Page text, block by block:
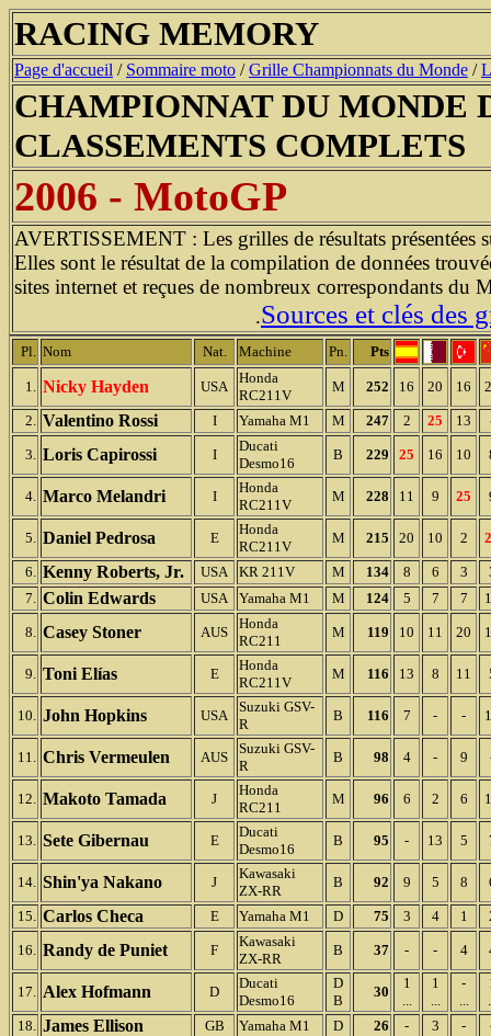
RACING MEMORY
Page d'accueil / Sommaire moto /Grille Championnats du Monde /
CHAMPIONNAT DU MONDE
CLASSEMENTS COMPLETS
2006 - MotoGP
AVERTISSEMENT : Les grilles de résultats présentées
Elles sont le résultat de la compilation de données
sites internet et reçues de nombreux correspondants du
.Sources et clés des
Pl. Nom Nat. Machine Pn. Pts
1. Nicky Hayden USA
Honda
RC211V
M 252 16 20 16
2. Valentino Rossi I Yamaha M1 M 247 2 25 13
3. Loris Capirossi I
Ducati
Desmo16
B 229 25 16 10
4. Marco Melandri I
Honda
RC211V
M 228 11 9 25
5. Daniel Pedrosa E
Honda
RC211V
M 215 20 10 2
6. Kenny Roberts, Jr. USA KR 211V M 134 8 6 3
7. Colin Edwards USA Yamaha M1 M 124 5 7 7
8. Casey Stoner AUS
Honda
RC211
M 119 10 11 20
9. Toni Elías E
Honda
RC211V
M 116 13 8 11
10. John Hopkins USA
Suzuki GSV-
R
B 116 7 - -
11. Chris Vermeulen AUS
Suzuki GSV-
R
B 98 4 - 9
12. Makoto Tamada J
Honda
RC211
M 96 6 2 6
13. Sete Gibernau E
Ducati
Desmo16
B 95 - 13 5
14. Shin'ya Nakano J
Kawasaki
ZX-RR
B 92 9 5 8
15. Carlos Checa E Yamaha M1 D 75 3 4 1
16. Randy de Puniet F
Kawasaki
ZX-RR
B 37 - - 4
17. Alex Hofmann D
Ducati
Desmo16
D
B
30
1
...
1
...
-
...
18. James Ellison GB Yamaha M1 D 26 - 3 -